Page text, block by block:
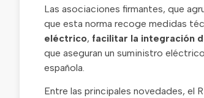
Las asociaciones firmantes, que
que esta norma recoge medidas
eléctrico, facilitar la integración
que aseguran un suministro
española.
Entre las principales novedades, el